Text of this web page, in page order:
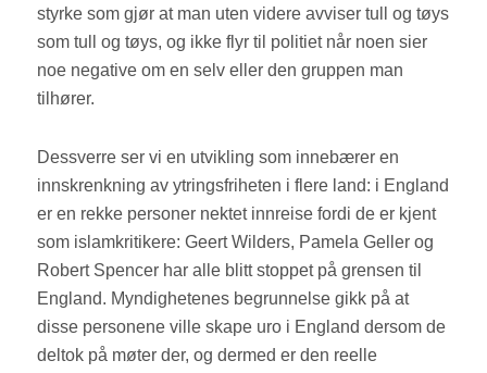
styrke som gjør at man uten videre avviser tull og tøys
som tull og tøys, og ikke flyr til politiet når noen sier
noe negative om en selv eller den gruppen man
tilhører.
Dessverre ser vi en utvikling som innebærer en
innskrenkning av ytringsfriheten i flere land: i England
er en rekke personer nektet innreise fordi de er kjent
som islamkritikere: Geert Wilders, Pamela Geller og
Robert Spencer har alle blitt stoppet på grensen til
England. Myndighetenes begrunnelse gikk på at
disse personene ville skape uro i England dersom de
deltok på møter der, og dermed er den reelle